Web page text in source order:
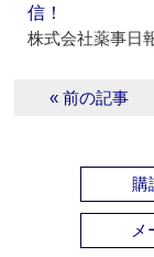
信！
株式会社薬事日
« 前の記事
購
メ